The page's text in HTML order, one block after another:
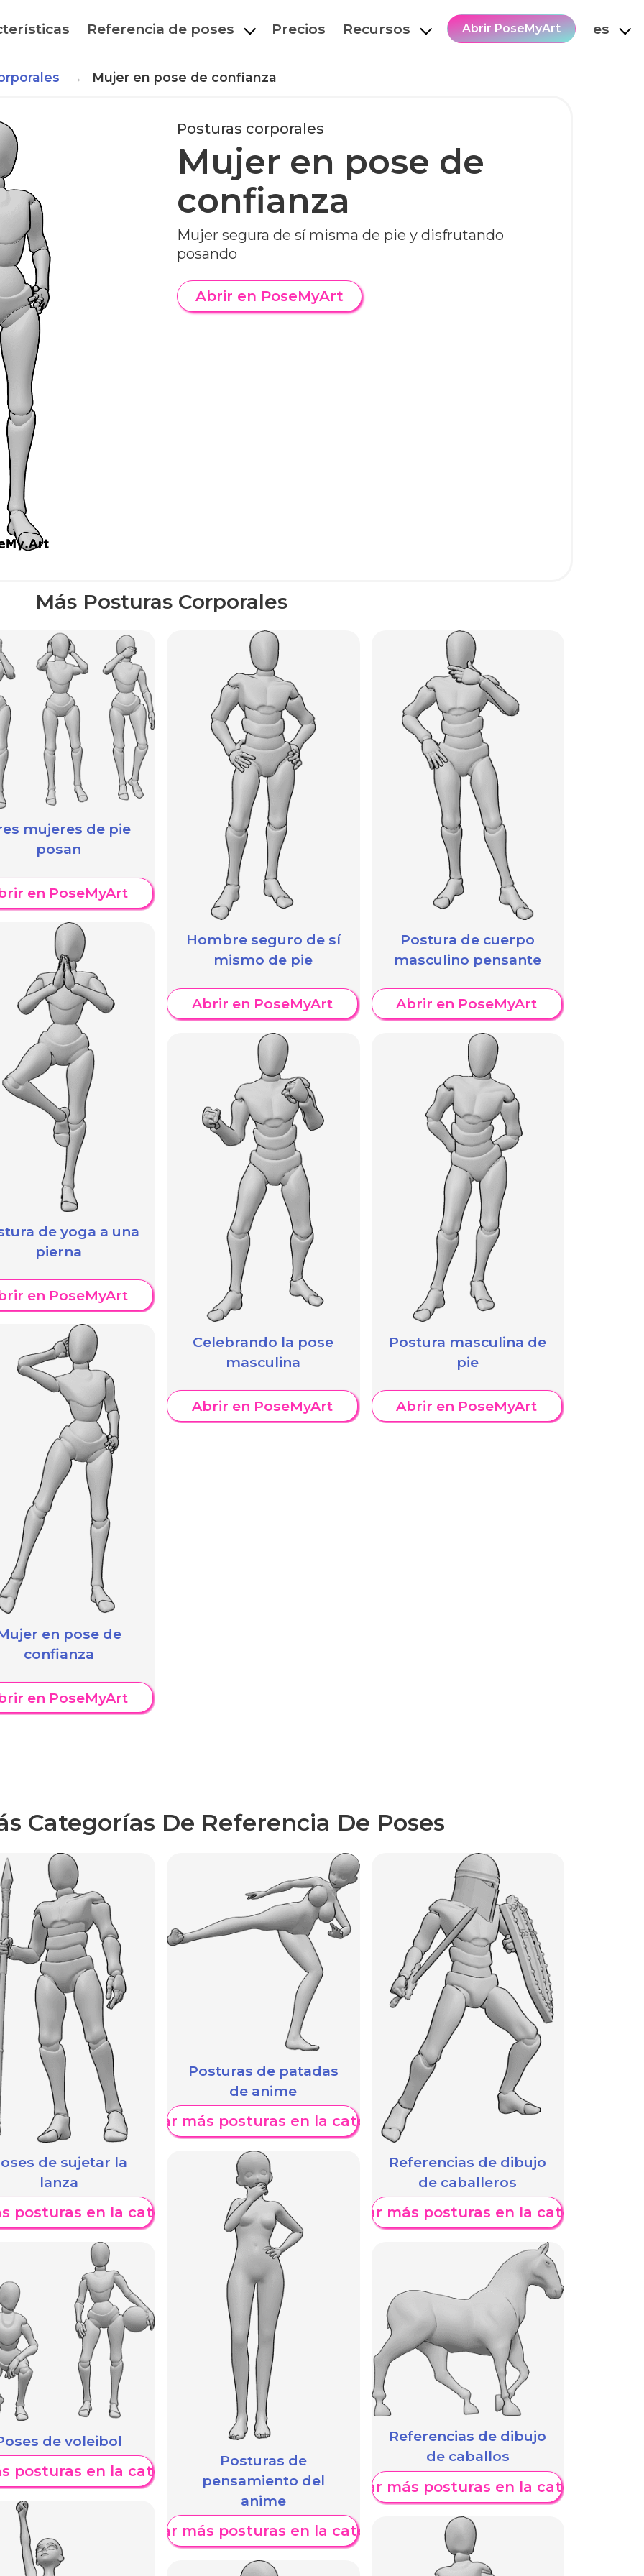
Referencia de poses Precios Recursos Abrir PoseMyArt es
Mujer en pose de confianza
Posturas corporales
Mujer en pose de
confianza
Mujer segura de sí misma de pie y disfrutando
posando
Abrir en PoseMyArt
Más Posturas Corporales
mujeres de pie
posan
en PoseMyArt
de yoga a una
pierna
en PoseMyArt
en pose de
confianza
en PoseMyArt
Hombre seguro de sí
mismo de pie
Abrir en PoseMyArt
Celebrando la pose
masculina
Abrir en PoseMyArt
Postura de cuerpo
masculino pensante
Abrir en PoseMyArt
Postura masculina de
pie
Abrir en PoseMyArt
Categorías De Referencia De Poses
de sujetar la
lanza
posturas en la categoría
de voleibol
posturas en la categoría
Posturas de patadas
de anime
Mostrar más posturas en la categoría
Posturas de
pensamiento del
anime
Mostrar más posturas en la categoría
Referencias de dibujo
de caballeros
Mostrar más posturas en la categoría
Referencias de dibujo
de caballos
Mostrar más posturas en la categoría